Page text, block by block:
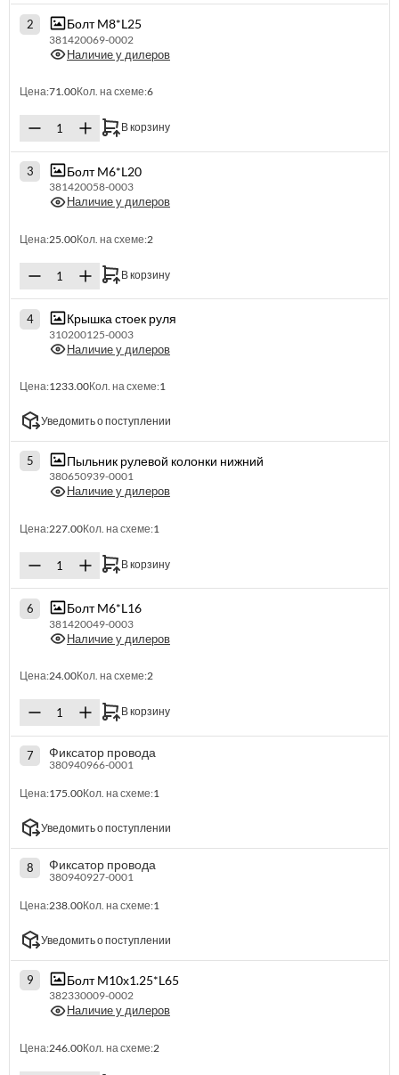
2 Болт M8*L25
381420069-0002
Наличие у дилеров
Цена:71.00Кол. на схеме:6
В корзину
3 Болт M6*L20
381420058-0003
Наличие у дилеров
Цена:25.00Кол. на схеме:2
В корзину
4 Крышка стоек руля
310200125-0003
Наличие у дилеров
Цена:1233.00Кол. на схеме:1
Уведомить о поступлении
5 Пыльник рулевой колонки нижний
380650939-0001
Наличие у дилеров
Цена:227.00Кол. на схеме:1
В корзину
6 Болт M6*L16
381420049-0003
Наличие у дилеров
Цена:24.00Кол. на схеме:2
В корзину
7 Фиксатор провода
380940966-0001
Цена:175.00Кол. на схеме:1
Уведомить о поступлении
8 Фиксатор провода
380940927-0001
Цена:238.00Кол. на схеме:1
Уведомить о поступлении
9 Болт M10х1.25*L65
382330009-0002
Наличие у дилеров
Цена:246.00Кол. на схеме:2